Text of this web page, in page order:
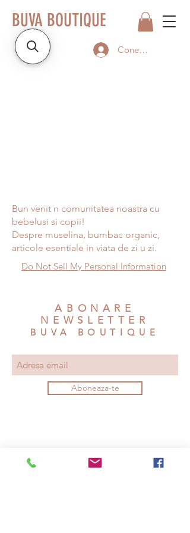
BUVA BOUTIQUE
Conectează-te
Bun venit n comunitatea noastra cu
bebelusi si copii!
Despre muselina, bumbac organic,
articole esentiale in viata de zi u zi.
Do Not Sell My Personal Information
ABONARE
NEWSLETTER
BUVA BOUTIQUE
Aboneaza-te